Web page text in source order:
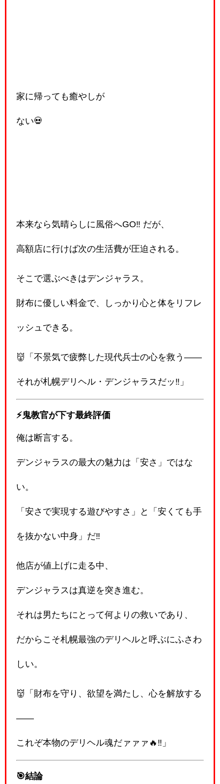
家に帰っても癒やしが
ない💀
本来なら気晴らしに風俗へGO‼️ だが、
高額店に行けば次の生活費が圧迫される。
そこで選ぶべきはデンジャラス。
財布に優しい料金で、しっかり心と体をリフレ
ッシュできる。
👹「不景気で疲弊した現代兵士の心を救う――
それが札幌デリヘル・デンジャラスだッ‼️」
⚡️鬼教官が下す最終評価
俺は断言する。
デンジャラスの最大の魅力は「安さ」ではな
い。
「安さで実現する遊びやすさ」と「安くても手
を抜かない中身」だ‼️
他店が値上げに走る中、
デンジャラスは真逆を突き進む。
それは男たちにとって何よりの救いであり、
だからこそ札幌最強のデリヘルと呼ぶにふさわ
しい。
👹「財布を守り、欲望を満たし、心を解放する
――
これぞ本物のデリヘル魂だァァァ🔥‼️」
🎯結論